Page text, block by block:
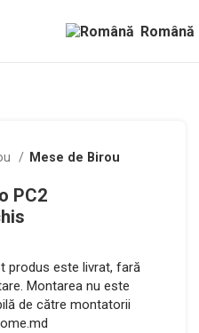
Română
Mese de Birou
PC2
produs este livrat, fară
Montarea nu este
de către montatorii